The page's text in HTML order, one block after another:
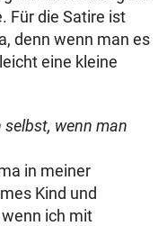
Für die Satire ist
denn wenn man es
eine kleine
wenn man
in meiner
Kind und
ich mit